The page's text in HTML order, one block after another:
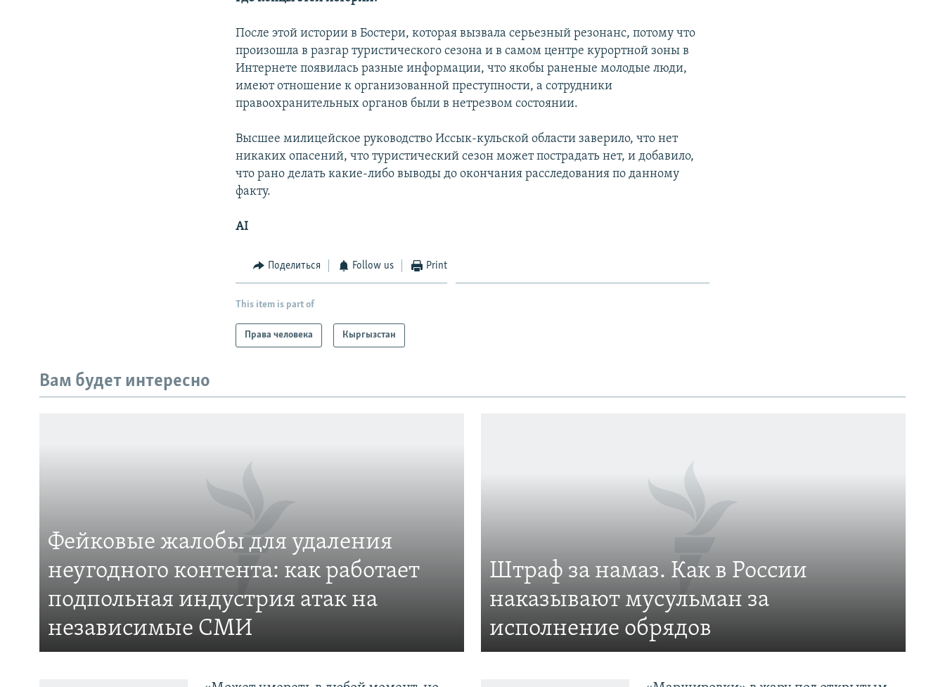
После этой истории в Бостери, которая вызвала серьезный резонанс, потому что
произошла в разгар туристического сезона и в самом центре курортной зоны в
Интернете появилась разные информации, что якобы раненые молодые люди,
имеют отношение к организованной преступности, а сотрудники
правоохранительных органов были в нетрезвом состоянии.
Высшее милицейское руководство Иссык-кульской области заверило, что нет
никаких опасений, что туристический сезон может пострадать нет, и добавило,
что рано делать какие-либо выводы до окончания расследования по данному
факту.
AI
Поделиться Follow us Print
This item is part of
Права человека Кыргызстан
Вам будет интересно
Фейковые жалобы для удаления
неугодного контента: как работает
подпольная индустрия атак на
независимые СМИ
Штраф за намаз. Как в России
наказывают мусульман за
исполнение обрядов